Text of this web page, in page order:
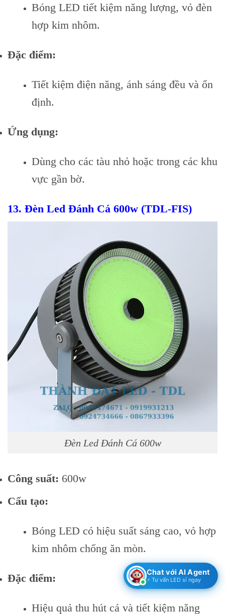
Bóng LED tiết kiệm năng lượng, vỏ đèn
hợp kim nhôm.
Đặc điểm:
Tiết kiệm điện năng, ánh sáng đều và ổn
định.
Ứng dụng:
Dùng cho các tàu nhỏ hoặc trong các khu
vực gần bờ.
13. Đèn Led Đánh Cá 600w (TDL-FIS)
Đèn Led Đánh Cá 600w
Công suất: 600w
Cấu tạo:
Bóng LED có hiệu suất sáng cao, vỏ hợp
kim nhôm chống ăn mòn.
Đặc điểm:
Hiệu quả thu hút cá và tiết kiệm năng
Chat với AI Agent
⚡ Tư vấn LED sỉ ngay